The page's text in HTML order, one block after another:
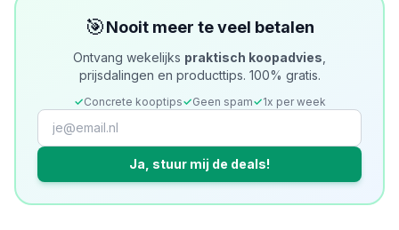
🎯Nooit meer te veel betalen
Ontvang wekelijks praktisch koopadvies
prijsdalingen en producttips. 100% gratis.
✓Concrete kooptips✓Geen spam✓1x per week
Ja, stuur mij de deals!